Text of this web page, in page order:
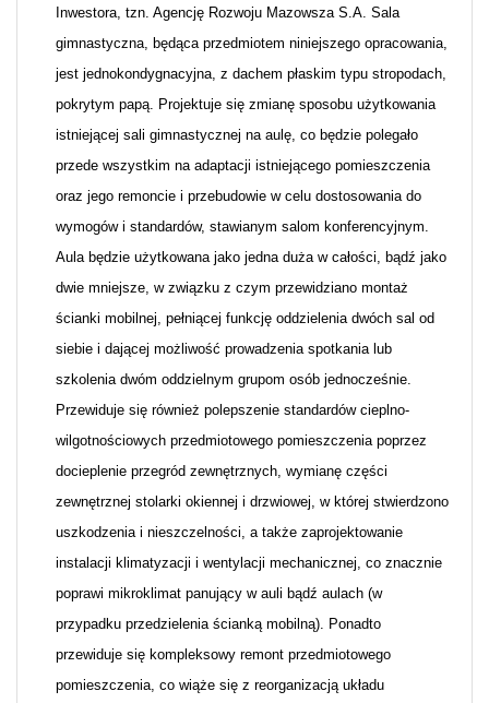
Inwestora, tzn. Agencję Rozwoju Mazowsza S.A. Sala
gimnastyczna, będąca przedmiotem niniejszego opracowania,
jest jednokondygnacyjna, z dachem płaskim typu stropodach,
pokrytym papą. Projektuje się zmianę sposobu użytkowania
istniejącej sali gimnastycznej na aulę, co będzie polegało
przede wszystkim na adaptacji istniejącego pomieszczenia
oraz jego remoncie i przebudowie w celu dostosowania do
wymogów i standardów, stawianym salom konferencyjnym.
Aula będzie użytkowana jako jedna duża w całości, bądź jako
dwie mniejsze, w związku z czym przewidziano montaż
ścianki mobilnej, pełniącej funkcję oddzielenia dwóch sal od
siebie i dającej możliwość prowadzenia spotkania lub
szkolenia dwóm oddzielnym grupom osób jednocześnie.
Przewiduje się również polepszenie standardów cieplno-
wilgotnościowych przedmiotowego pomieszczenia poprzez
docieplenie przegród zewnętrznych, wymianę części
zewnętrznej stolarki okiennej i drzwiowej, w której stwierdzono
uszkodzenia i nieszczelności, a także zaprojektowanie
instalacji klimatyzacji i wentylacji mechanicznej, co znacznie
poprawi mikroklimat panujący w auli bądź aulach (w
przypadku przedzielenia ścianką mobilną). Ponadto
przewiduje się kompleksowy remont przedmiotowego
pomieszczenia, co wiąże się z reorganizacją układu